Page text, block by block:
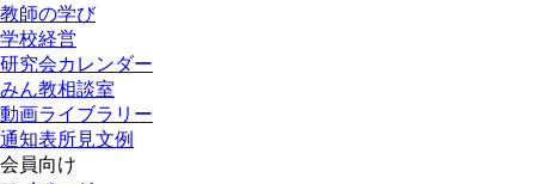
教師の学び
学校経営
研究会カレンダー
みん教相談室
動画ライブラリー
通知表所見文例
会員向け